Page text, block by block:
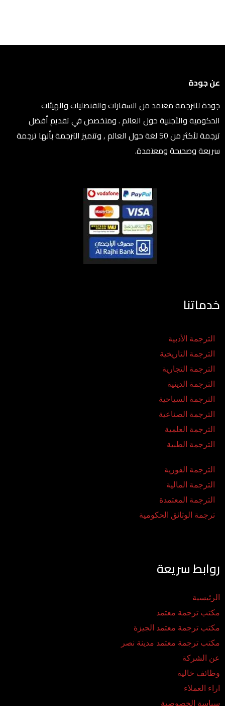
عن جودة
جودة للترجمة معتمد من السفارات والقنصليات والهيئات
الحكومية والأجنبية حول العالم . ومتخصص في تقديم أفضل
ترجمة لأكثر من 50 لغة حول العالم , وتتميز الترجمة بأنها ترجمة
سريعة وصحيحة ومعتمدة.
خدماتنا
الترجمة الأدبية
الترجمة التاريخية
الترجمة التجارية
الترجمة الدينية
الترجمة السياحية
الترجمة الصناعية
الترجمة العلمية
الترجمة الطبية
الترجمة الفورية
الترجمة المالية
الترجمة المعتمدة
ترجمة الوثائق الحكومية
روابط سريعة
الرئيسية
مكتب ترجمة معتمد
مكتب ترجمة معتمد الجيزة
مكتب ترجمة معتمد مدينة نصر
عن الشركة
وظائف خالية
اراء العملاء
سياسة الخصوصية